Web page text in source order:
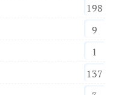
198
9
1
137